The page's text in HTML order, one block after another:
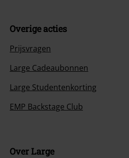
Overige acties
Prijsvragen
Large Cadeaubonnen
Large Studentenkorting
EMP Backstage Club
Over Large